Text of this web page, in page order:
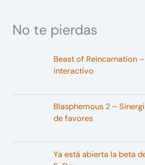
No te pierdas
Beast of Reincarnation
interactivo
Blasphemous 2 –
de favores
Ya está abierta la beta